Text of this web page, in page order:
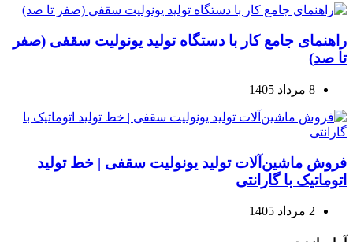
راهنمای جامع کار با دستگاه تولید یونولیت سقفی (صفر
تا صد)
8 مرداد 1405
فروش ماشین‌آلات تولید یونولیت سقفی | خط تولید
اتوماتیک با گارانتی
2 مرداد 1405